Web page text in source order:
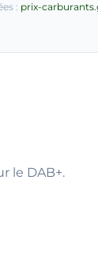
: prix-
le DAB+.